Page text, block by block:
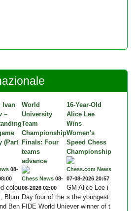
Ivan
–
(Part
08-
colou
Blum
Ben
World
University
Team
Championship
Finals: Four
teams
advance
Chess News 08-
08-2026 02:00
Day four of the
FIDE World Uni
16-Year-Old
Alice Lee
Wins
Women's
Speed Chess
Championship
Chess.com News
07-08-2026 20:57
GM Alice Lee i
s the youngest
ever winner of t